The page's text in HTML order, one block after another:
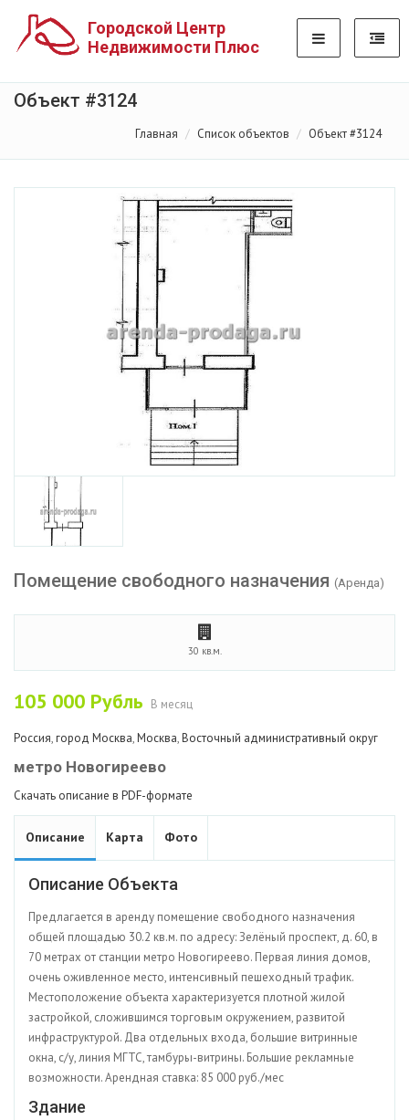
Городской Центр
Недвижимости Плюс
Объект #3124
Главная Список объектов Объект #3124
Помещение свободного назначения (Аренда)
30 кв.м.
105 000 Рубль В месяц
Россия,город Москва,Москва,Восточный административный округ
метро Новогиреево
Скачать описание в PDF-формате
Описание Карта Фото
Описание Объекта
Предлагается в аренду помещение свободного назначения
общей площадью 30.2 кв.м. по адресу: Зелёный проспект, д. 60, в
70 метрах от станции метро Новогиреево. Первая линия домов,
очень оживленное место, интенсивный пешеходный трафик.
Местоположение объекта характеризуется плотной жилой
застройкой, сложившимся торговым окружением, развитой
инфраструктурой. Два отдельных входа, большие витринные
окна, с/у, линия МГТС, тамбуры-витрины. Большие рекламные
возможности. Арендная ставка: 85 000 руб./мес
Здание